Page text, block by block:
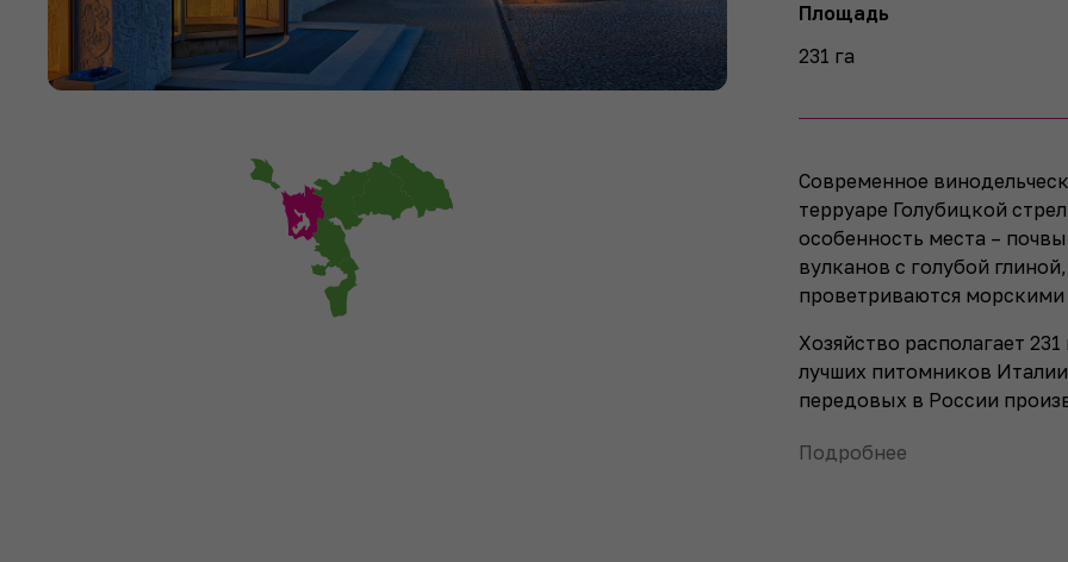
Площадь
231 га
Современное
терруаре Голубицкой
особенность места –
вулканов с голубой
проветриваются морскими
Хозяйство располагает
лучших питомников
передовых в России
Подробнее